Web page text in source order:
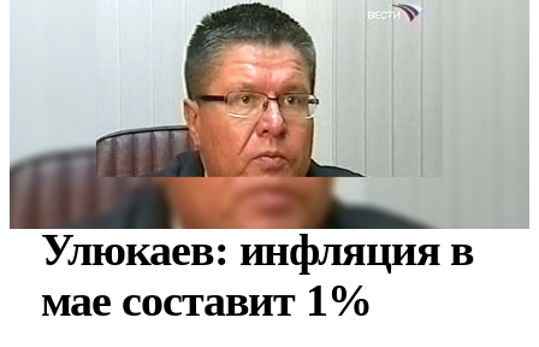
Улюкаев: инфляция в
мае составит 1%